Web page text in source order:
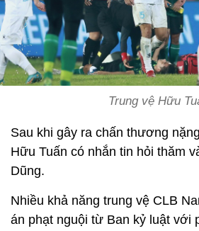
Trung vệ Hữu
Sau khi gây ra chấn thương
Hữu Tuấn có nhắn tin hỏi thăm
Dũng.
Nhiều khả năng trung vệ CLB
án phạt nguội từ Ban kỷ luật với